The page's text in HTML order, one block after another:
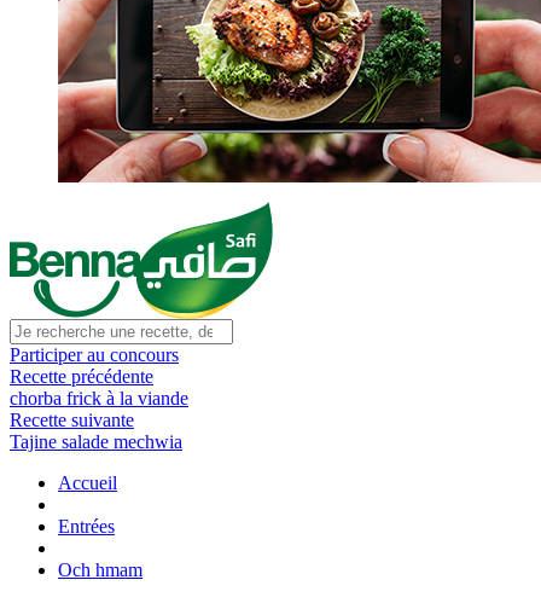
Participer au concours
Recette précédente
chorba frick à la viande
Recette suivante
Tajine salade mechwia
Accueil
Entrées
Och hmam